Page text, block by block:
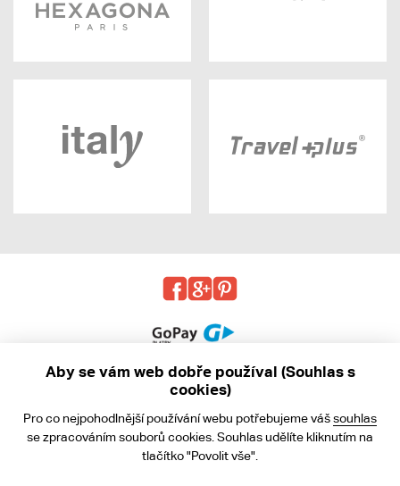
Obchodní podmínky
Ochrana osobních údajů
Aby se vám web dobře používal (Souhlas s
cookies)
Pro co nejpohodlnější používání webu potřebujeme vášsouhlas
se zpracováním souborů cookies. Souhlas udělíte kliknutím na
tlačítko "Povolit vše".